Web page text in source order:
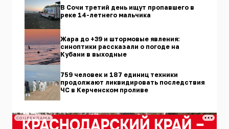
В Сочи третий день ищут пропавшего в
реке 14-летнего мальчика
Жара до +39 и штормовые явления:
синоптики рассказали о погоде на
Кубани в выходные
759 человек и 187 единиц техники
продолжают ликвидировать последствия
ЧС в Керченском проливе
СОЦРЕКЛАМА